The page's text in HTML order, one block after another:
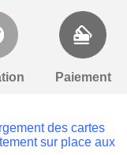
Paiement
des cartes
sur place aux